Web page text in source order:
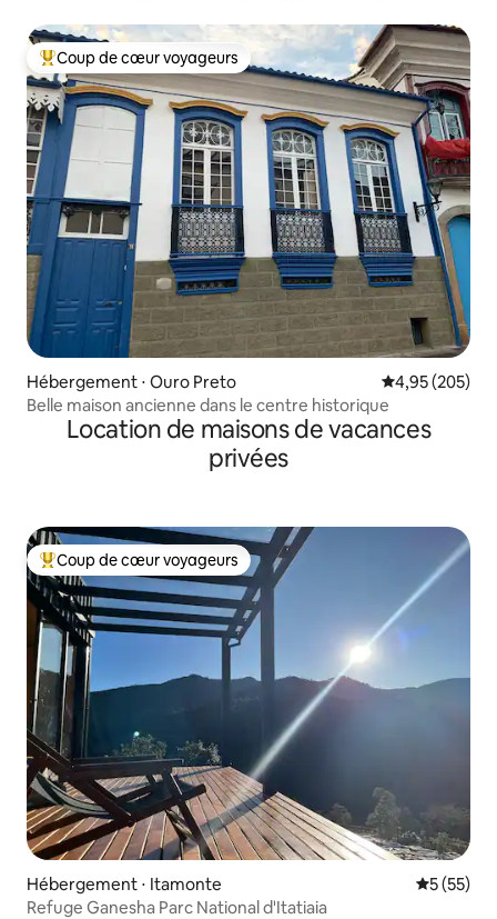
Coups de cœur voyageurs les plus appréciés
Coup de cœur voyageurs
Hébergement ⋅ Ouro Preto Évaluation
4,95 (205)
Belle maison ancienne dans le centre historique
Location de maisons de vacances
privées
Coups de cœur voyageurs les plus appréciés
Coup de cœur voyageurs
Hébergement ⋅ Itamonte
5 (55)
Refuge Ganesha Parc National d'Itatiaia